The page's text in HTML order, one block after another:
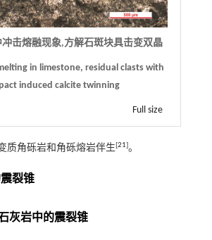
冲击熔融现象,方解石斑块具击变双晶
in limestone, residual clasts with
induced calcite twinning
Full size
质角砾岩和角砾熔岩伴生[21]。
裂锥
灰岩中的震裂锥